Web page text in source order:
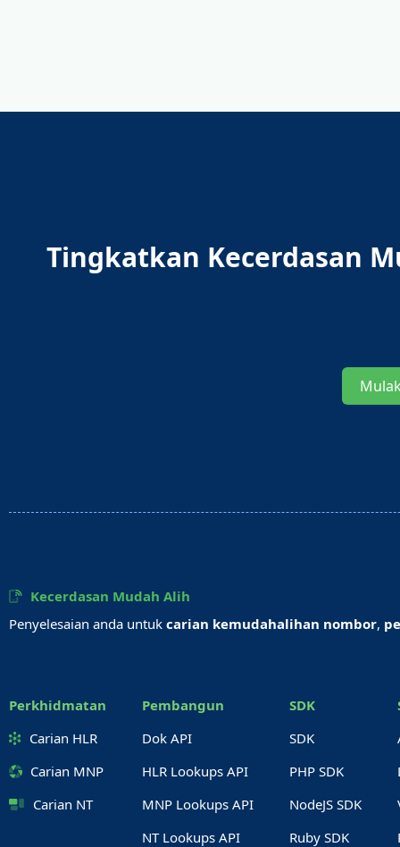
Tingkatkan Kecerdasan
Kecerdasan Mudah Alih
Penyelesaian anda untuk carian kemudahalihan nombor,
Perkhidmatan
Carian HLR
Carian MNP
Carian NT
Pembangun
Dok API
HLR Lookups API
MNP Lookups API
NT Lookups API
SDK
SDK
PHP SDK
NodeJS SDK
Ruby SDK